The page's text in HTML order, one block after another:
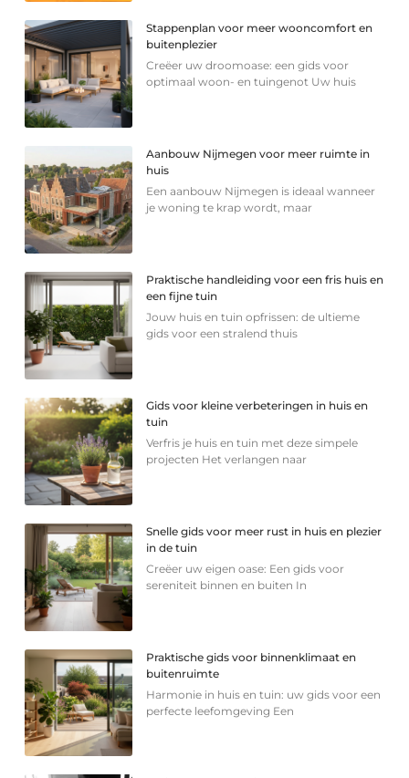
Stappenplan voor meer wooncomfort en
buitenplezier
Creëer uw droomoase: een gids voor
optimaal woon- en tuingenot Uw huis
Aanbouw Nijmegen voor meer ruimte in
huis
Een aanbouw Nijmegen is ideaal wanneer
je woning te krap wordt, maar
Praktische handleiding voor een fris huis en
een fijne tuin
Jouw huis en tuin opfrissen: de ultieme
gids voor een stralend thuis
Gids voor kleine verbeteringen in huis en
tuin
Verfris je huis en tuin met deze simpele
projecten Het verlangen naar
Snelle gids voor meer rust in huis en plezier
in de tuin
Creëer uw eigen oase: Een gids voor
sereniteit binnen en buiten In
Praktische gids voor binnenklimaat en
buitenruimte
Harmonie in huis en tuin: uw gids voor een
perfecte leefomgeving Een